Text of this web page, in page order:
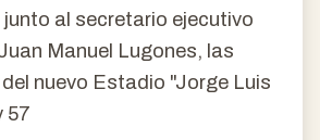
al secretario ejecutivo
Manuel Lugones, las
nuevo Estadio "Jorge Luis
57